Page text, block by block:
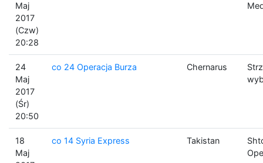
Maj
2017
(Czw)
20:28
24
Maj
2017
(Śr)
20:50
co 24 Operacja Burza Chernarus
18
Maj
co 14 Syria Express Takistan